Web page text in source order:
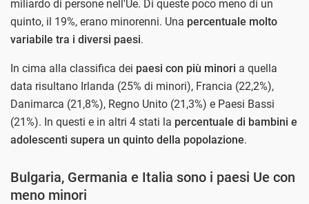
miliardo di persone nell'Ue. Di queste poco meno di un
quinto, il 19%, erano minorenni. Una percentuale molto
variabile tra i diversi paesi.
In cima alla classifica dei paesi con più minori a quella
data risultano Irlanda (25% di minori), Francia (22,2%),
Danimarca (21,8%), Regno Unito (21,3%) e Paesi Bassi
(21%). In questi e in altri 4 stati la percentuale di bambini e
adolescenti supera un quinto della popolazione.
Bulgaria, Germania e Italia sono i paesi Ue con
meno minori